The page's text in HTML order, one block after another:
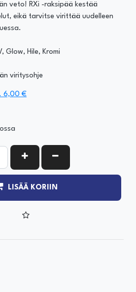
veto! RXi -raksipää kestää
eikä tarvitse virittää uudelleen
Glow, Hile, Kromi
viritysohje
6,00 €
KASVATA MÄÄRÄÄ
VÄHENNÄ MÄÄRÄÄ
LISÄÄ KORIIN